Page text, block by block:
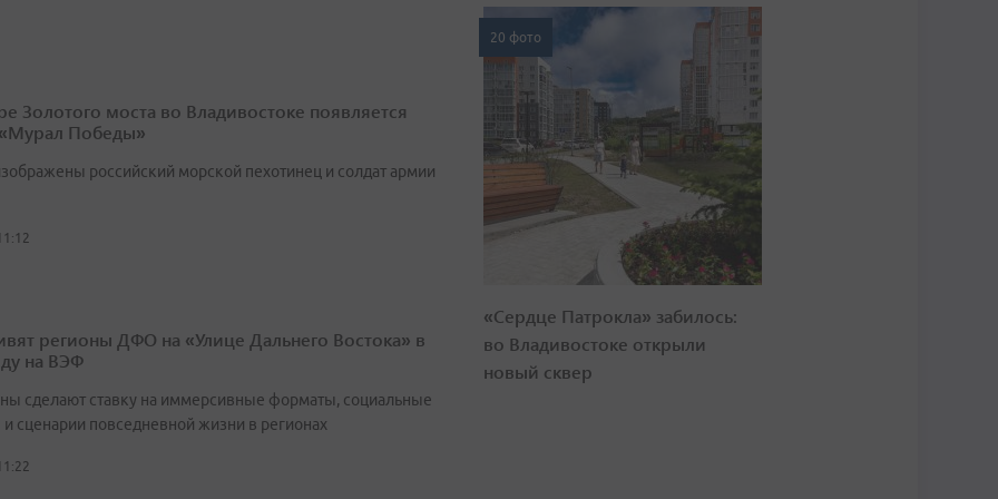
Золотого моста во Владивостоке появляется
Победы»
российский морской пехотинец и солдат армии
регионы ДФО на «Улице Дальнего Востока» в
на ВЭФ
сделают ставку на иммерсивные форматы, социальные
сценарии повседневной жизни в регионах
20 фото
«Сердце Патрокла» забилось:
во Владивостоке открыли
новый сквер